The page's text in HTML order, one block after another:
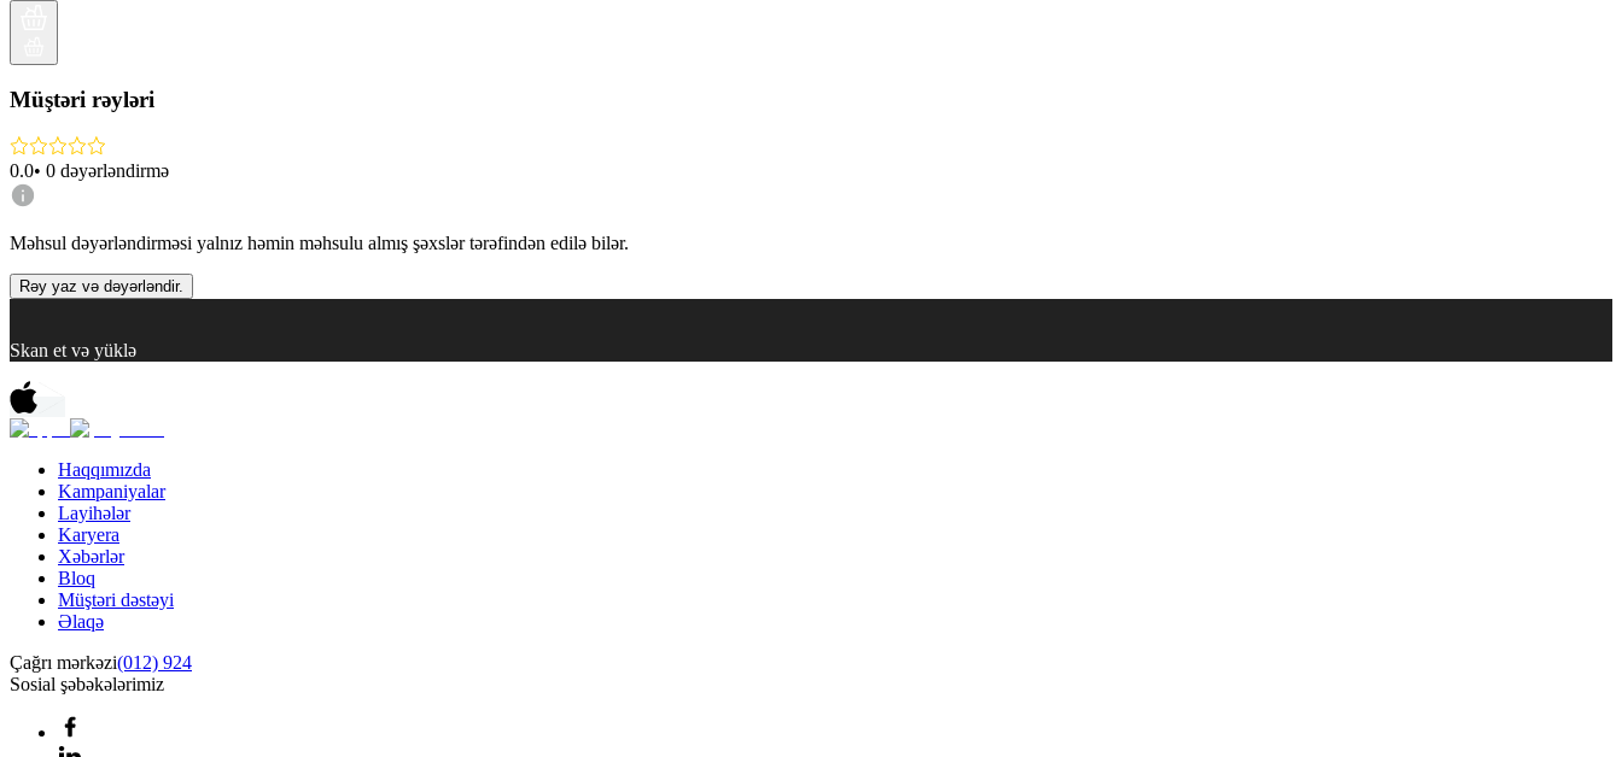
Müştəri rəyləri
0.0• 0 dəyərləndirmə
Məhsul dəyərləndirməsi yalnız həmin məhsulu almış şəxslər tərəfindən edilə bilər.
Rəy yaz və dəyərləndir.
Skan et və yüklə
Haqqımızda
Kampaniyalar
Layihələr
Karyera
Xəbərlər
Bloq
Müştəri dəstəyi
Əlaqə
Çağrı mərkəzi(012) 924
Sosial şəbəkələrimiz